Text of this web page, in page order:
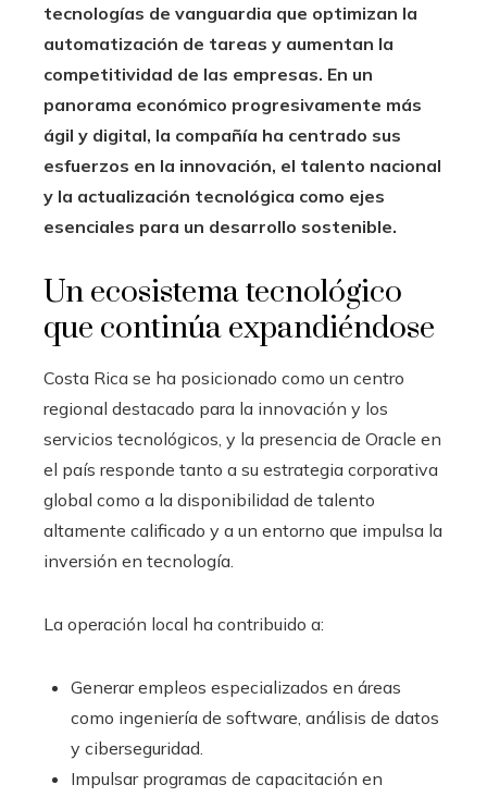
tecnologías de vanguardia que optimizan la
automatización de tareas y aumentan la
competitividad de las empresas. En un
panorama económico progresivamente más
ágil y digital, la compañía ha centrado sus
esfuerzos en la innovación, el talento nacional
y la actualización tecnológica como ejes
esenciales para un desarrollo sostenible.
Un ecosistema tecnológico
que continúa expandiéndose
Costa Rica se ha posicionado como un centro
regional destacado para la innovación y los
servicios tecnológicos, y la presencia de Oracle en
el país responde tanto a su estrategia corporativa
global como a la disponibilidad de talento
altamente calificado y a un entorno que impulsa la
inversión en tecnología.
La operación local ha contribuido a:
Generar empleos especializados en áreas
como ingeniería de software, análisis de datos
y ciberseguridad.
Impulsar programas de capacitación en